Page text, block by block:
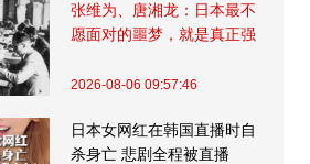
张维为、唐湘龙：日本最不
愿面对的噩梦，就是真正强
2026-08-06 09:57:46
日本女网红在韩国直播时自
杀身亡 悲剧全程被直播